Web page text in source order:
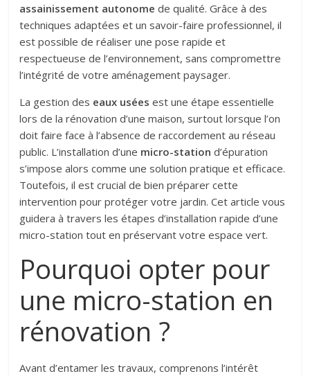
assainissement autonome de qualité. Grâce à des
techniques adaptées et un savoir-faire professionnel, il
est possible de réaliser une pose rapide et
respectueuse de l’environnement, sans compromettre
l’intégrité de votre aménagement paysager.
La gestion des eaux usées est une étape essentielle
lors de la rénovation d’une maison, surtout lorsque l’on
doit faire face à l’absence de raccordement au réseau
public. L’installation d’une micro-station d’épuration
s’impose alors comme une solution pratique et efficace.
Toutefois, il est crucial de bien préparer cette
intervention pour protéger votre jardin. Cet article vous
guidera à travers les étapes d’installation rapide d’une
micro-station tout en préservant votre espace vert.
Pourquoi opter pour
une micro-station en
rénovation ?
Avant d’entamer les travaux, comprenons l’intérêt